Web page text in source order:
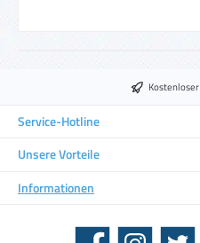
Service-Hotline
Unsere Vorteile
Informationen